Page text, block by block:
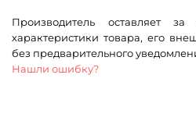
Производитель оставляет
характеристики товара, его
без предварительного
Нашли ошибку?